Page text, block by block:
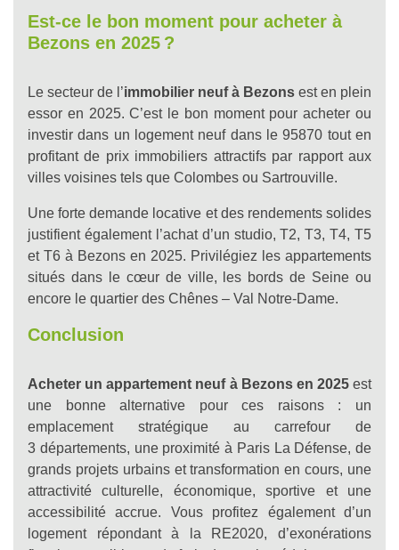
Est-ce le bon moment pour acheter à
Bezons en 2025 ?
Le secteur de l’immobilier neuf à Bezons est en plein
essor en 2025. C’est le bon moment pour acheter ou
investir dans un logement neuf dans le 95870 tout en
profitant de prix immobiliers attractifs par rapport aux
villes voisines tels que Colombes ou Sartrouville.
Une forte demande locative et des rendements solides
justifient également l’achat d’un studio, T2, T3, T4, T5
et T6 à Bezons en 2025. Privilégiez les appartements
situés dans le cœur de ville, les bords de Seine ou
encore le quartier des Chênes – Val Notre-Dame.
Conclusion
Acheter un appartement neuf à Bezons en 2025est
une bonne alternative pour ces raisons : un
emplacement stratégique au carrefour de
3 départements, une proximité à Paris La Défense, de
grands projets urbains et transformation en cours, une
attractivité culturelle, économique, sportive et une
accessibilité accrue. Vous profitez également d’un
logement répondant à la RE2020, d’exonérations